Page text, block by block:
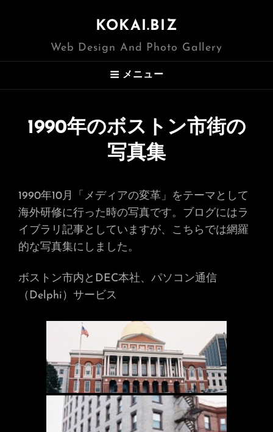
KOKAI.BIZ
Web Design And Photo Gallery
メニュー
1990年のボストン市街の
写真集
1990年10月「メディアの変革」をテーマとして
海外研修に行った時の写真です。ブログにはラ
イブラリ記事としていますが、こちらでは網羅
的な写真集にしました。
ボストン市内とDEC本社、パソコン通信
（Delphi）サービス